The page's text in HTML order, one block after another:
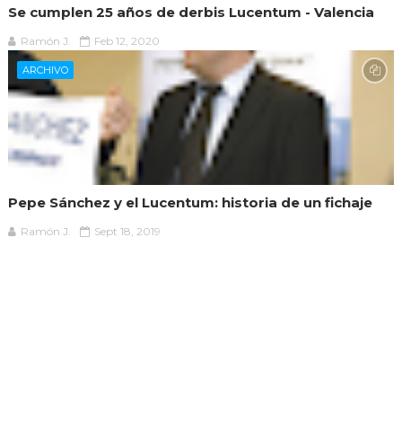
Se cumplen 25 años de derbis Lucentum - Valencia
Ramón J. Feb 12, 2020
ARCHIVO
Pepe Sánchez y el Lucentum: historia de un fichaje
Ramón J. Sept 18, 2019